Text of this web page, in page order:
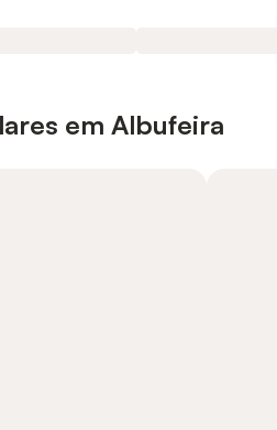
em Albufeira